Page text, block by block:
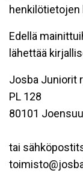
henkilötietojen
Edellä
lähettää
Josba Juniorit
PL 128
80101 Joensuu
tai